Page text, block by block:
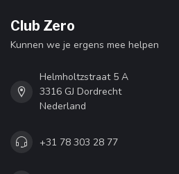
Club Zero
Kunnen we je ergens mee helpen
Helmholtzstraat 5 A
3316 GJ Dordrecht
Nederland
+31 78 303 28 77